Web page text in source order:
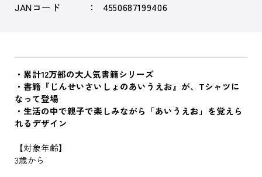
JANコード 4550687199406
・累計12万部の大人気書籍シリーズ
・書籍『じんせいさいしょのあいうえお』が、Tシャツに
なって登場
・生活の中で親子で楽しみながら「あいうえお」を覚えら
れるデザイン
【対象年齢】
3歳から